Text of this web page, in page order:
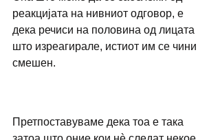
реакцијата на нивниот одговор, е
дека речиси на половина од лицата
што изреагирале, истиот им се чини
смешен.
Претпоставуваме дека тоа е така